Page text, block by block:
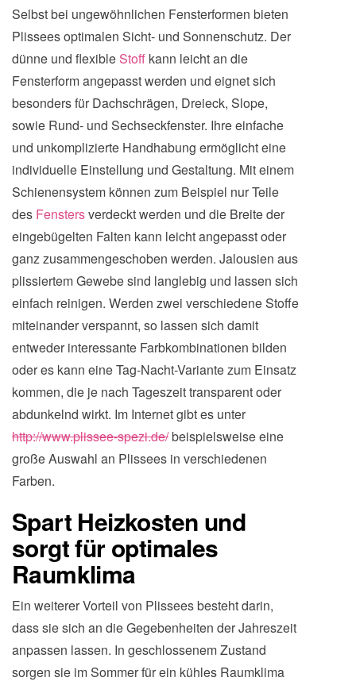
Selbst bei ungewöhnlichen Fensterformen bieten
Plissees optimalen Sicht- und Sonnenschutz. Der
dünne und flexibleStoff kann leicht an die
Fensterform angepasst werden und eignet sich
besonders für Dachschrägen, Dreieck, Slope,
sowie Rund- und Sechseckfenster. Ihre einfache
und unkomplizierte Handhabung ermöglicht eine
individuelle Einstellung und Gestaltung. Mit einem
Schienensystem können zum Beispiel nur Teile
des Fenstersverdeckt werden und die Breite der
eingebügelten Falten kann leicht angepasst oder
ganz zusammengeschoben werden. Jalousien aus
plissiertem Gewebe sind langlebig und lassen sich
einfach reinigen. Werden zwei verschiedene Stoffe
miteinander verspannt, so lassen sich damit
entweder interessante Farbkombinationen bilden
oder es kann eine Tag-Nacht-Variante zum Einsatz
kommen, die je nach Tageszeit transparent oder
abdunkelnd wirkt. Im Internet gibt es unter
http://www.plissee-spezi.de/beispielsweise eine
große Auswahl an Plissees in verschiedenen
Farben.
Spart Heizkosten und
sorgt für optimales
Raumklima
Ein weiterer Vorteil von Plissees besteht darin,
dass sie sich an die Gegebenheiten der Jahreszeit
anpassen lassen. In geschlossenem Zustand
sorgen sie im Sommer für ein kühles Raumklima